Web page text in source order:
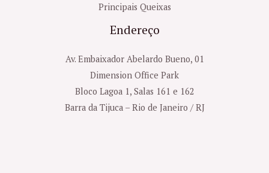
Principais Queixas
Endereço
Av. Embaixador Abelardo Bueno, 01
Dimension Office Park
Bloco Lagoa 1, Salas 161 e 162
Barra da Tijuca – Rio de Janeiro / RJ